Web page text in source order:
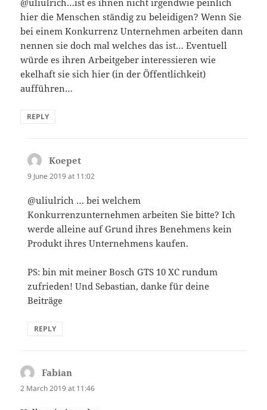
hier die Menschen ständig zu beleidigen? Wenn Sie
bei einem Konkurrenz Unternehmen arbeiten dann
nennen sie doch mal welches das ist… Eventuell
würde es ihren Arbeitgeber interessieren wie
ekelhaft sie sich hier (in der Öffentlichkeit)
aufführen…
REPLY
Koepet
9 June 2019 at 11:02
@uliulrich … bei welchem
Konkurrenzunternehmen arbeiten Sie bitte? Ich
werde alleine auf Grund ihres Benehmens kein
Produkt ihres Unternehmens kaufen.
PS: bin mit meiner Bosch GTS 10 XC rundum
zufrieden! Und Sebastian, danke für deine
Beiträge
REPLY
Fabian
2 March 2019 at 11:46